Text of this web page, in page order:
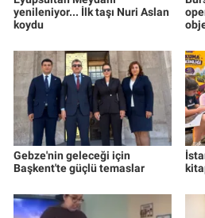
yenileniyor... İlk taşı Nuri Aslan
koydu
Gebze'nin geleceği için
Başkent'te güçlü temaslar